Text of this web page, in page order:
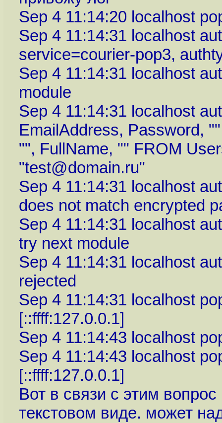
Sep 4 11:14:20 localhost
Sep 4 11:14:31 localhost
service=courier-pop3,
Sep 4 11:14:31 localhost
module
Sep 4 11:14:31 localhost
EmailAddress, Password,
"", FullName, "" FROM
"test@domain.ru"
Sep 4 11:14:31 localhost
does not match encrypted
Sep 4 11:14:31 localhost
try next module
Sep 4 11:14:31 localhost
rejected
Sep 4 11:14:31 localhost
[::ffff:127.0.0.1]
Sep 4 11:14:43 localhost
Sep 4 11:14:43 localhost
[::ffff:127.0.0.1]
Вот в связи с этим
текстовом виде. может